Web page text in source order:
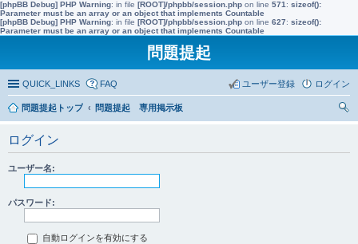
[phpBB Debug] PHP Warning: in file [ROOT]/phpbb/session.php on line 571 : sizeof():
Parameter must be an array or an object that implements Countable
[phpBB Debug] PHP Warning: in file [ROOT]/phpbb/session.php on line 627: sizeof():
Parameter must be an array or an object that implements Countable
問題提起
QUICK_LINKS FAQ ログイン
ユーザー登録
問題提起トップ
問題提起 専用掲示板
ログイン
ユーザー名:
パスワード:
自動ログインを有効にする